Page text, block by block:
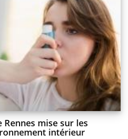
Rennes mise sur les
intérieur